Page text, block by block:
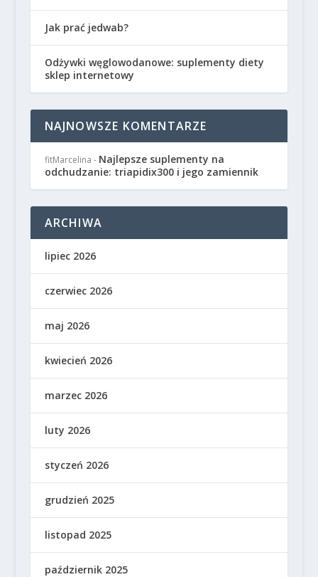
Jak prać jedwab?
Odżywki węglowodanowe: suplementy diety
sklep internetowy
NAJNOWSZE KOMENTARZE
fitMarcelina - Najlepsze suplementy na
odchudzanie: triapidix300 i jego zamiennik
ARCHIWA
lipiec 2026
czerwiec 2026
maj 2026
kwiecień 2026
marzec 2026
luty 2026
styczeń 2026
grudzień 2025
listopad 2025
październik 2025